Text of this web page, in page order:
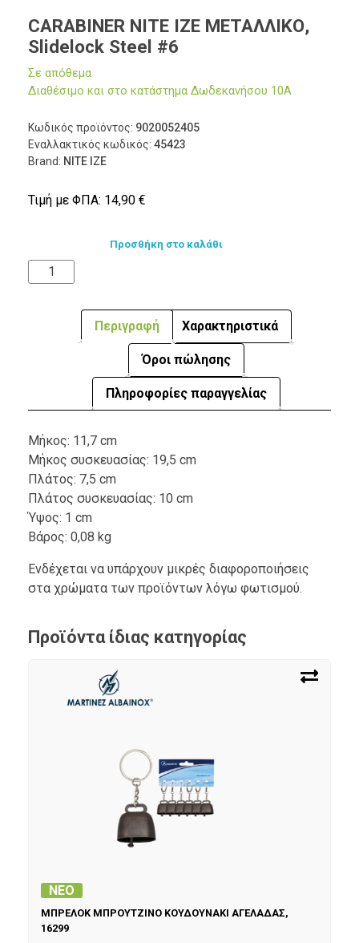
CARABINER NITE IZE ΜΕΤΑΛΛΙΚΟ,
Slidelock Steel #6
Σε απόθεμα
Διαθέσιμο και στο κατάστημα Δωδεκανήσου 10Α
Κωδικός προϊόντος: 9020052405
Εναλλακτικός κωδικός: 45423
Brand: NITE IZE
Τιμή με ΦΠΑ: 14,90 €
Προσθήκη στο καλάθι
Περιγραφή Χαρακτηριστικά
Όροι πώλησης
Πληροφορίες παραγγελίας
Μήκος: 11,7 cm
Μήκος συσκευασίας: 19,5 cm
Πλάτος: 7,5 cm
Πλάτος συσκευασίας: 10 cm
Ύψος: 1 cm
Βάρος: 0,08 kg
Ενδέχεται να υπάρχουν μικρές διαφοροποιήσεις
στα χρώματα των προϊόντων λόγω φωτισμού.
Προϊόντα ίδιας κατηγορίας
ΝΕΟ
ΜΠΡΕΛΟΚ ΜΠΡΟΥΤΖΙΝΟ ΚΟΥΔΟΥΝΑΚΙ ΑΓΕΛΑΔΑΣ,
16299